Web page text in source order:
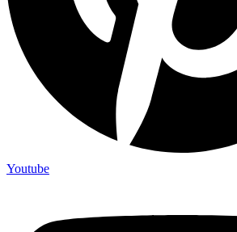
Youtube